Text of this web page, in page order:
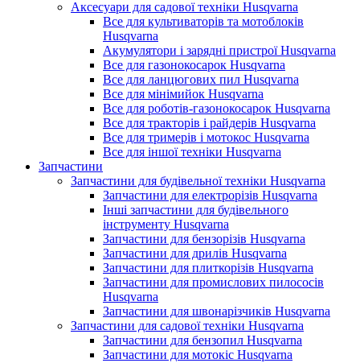
Аксесуари для садової техніки Husqvarna
Все для культиваторів та мотоблоків
Husqvarna
Акумулятори і зарядні пристрої Husqvarna
Все для газонокосарок Husqvarna
Все для ланцюгових пил Husqvarna
Все для мінімийок Husqvarna
Все для роботів-газонокосарок Husqvarna
Все для тракторів і райдерів Husqvarna
Все для тримерів і мотокос Husqvarna
Все для іншої техніки Husqvarna
Запчастини
Запчастини для будівельної техніки Husqvarna
Запчастини для електрорізів Husqvarna
Інші запчастини для будівельного
інструменту Husqvarna
Запчастини для бензорізів Husqvarna
Запчастини для дрилів Husqvarna
Запчастини для плиткорізів Husqvarna
Запчастини для промислових пилососів
Husqvarna
Запчастини для швонарізчиків Husqvarna
Запчастини для садової техніки Husqvarna
Запчастини для бензопил Husqvarna
Запчастини для мотокіс Husqvarna